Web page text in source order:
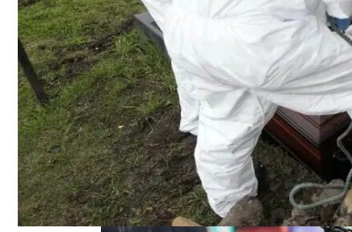
На Какую Зарплату Могут
Вредно, Но Выгодно: В США Запрет